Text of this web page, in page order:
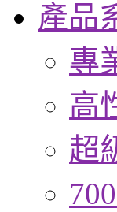
產品
專
高
超